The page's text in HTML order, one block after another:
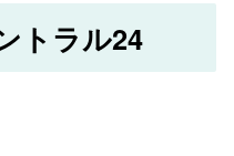
トラル24